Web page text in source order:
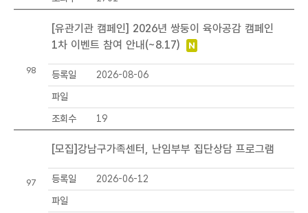
98
[유관기관 캠페인] 2026년 쌍둥이 육아공감 캠페인
1차 이벤트 참여 안내(~8.17)
등록일
2026-08-06
파일
조회수
19
97
[모집]강남구가족센터, 난임부부 집단상담 프로그램
등록일
2026-06-12
파일